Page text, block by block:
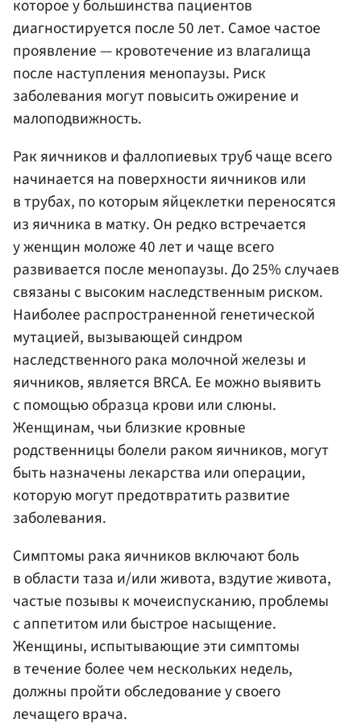
которое у большинства пациентов
диагностируется после 50 лет. Самое частое
проявление — кровотечение из влагалища
после наступления менопаузы. Риск
заболевания могут повысить ожирение и
малоподвижность.
Рак яичников и фаллопиевых труб чаще всего
начинается на поверхности яичников или
в трубах, по которым яйцеклетки переносятся
из яичника в матку. Он редко встречается
у женщин моложе 40 лет и чаще всего
развивается после менопаузы. До 25% случаев
связаны с высоким наследственным риском.
Наиболее распространенной генетической
мутацией, вызывающей синдром
наследственного рака молочной железы и
яичников, является BRCA. Ее можно выявить
с помощью образца крови или слюны.
Женщинам, чьи близкие кровные
родственницы болели раком яичников, могут
быть назначены лекарства или операции,
которую могут предотвратить развитие
заболевания.
Симптомы рака яичников включают боль
в области таза и/или живота, вздутие живота,
частые позывы к мочеиспусканию, проблемы
с аппетитом или быстрое насыщение.
Женщины, испытывающие эти симптомы
в течение более чем нескольких недель,
должны пройти обследование у своего
лечащего врача.